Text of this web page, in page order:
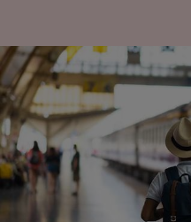
aktiv abfragen.
Informationen auf
Personalisierte
von Werbeleistung
Inhalten,
Entwicklung und
Angeboten.
Liste der Partner